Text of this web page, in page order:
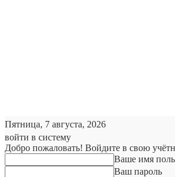
Пятница, 7 августа, 2026
войти в систему
Добро пожаловать! Войдите в свою
Ваше имя
Ваш пароль